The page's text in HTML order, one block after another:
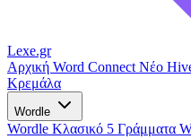
Lexe.gr
Αρχική Word Connect Νέο
Κρεμάλα
Wordle
Wordle Κλασικό 5 Γράμματα